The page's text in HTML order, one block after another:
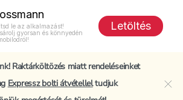
le az alkalmazást!
gyorsan és könnyedén
Letöltés
Raktárköltözés miatt rendeléseinket
Expressz bolti átvételleltudjuk